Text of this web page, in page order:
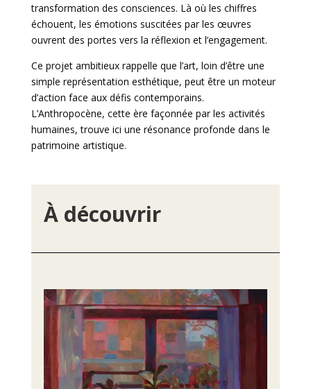
transformation des consciences. Là où les chiffres
échouent, les émotions suscitées par les œuvres
ouvrent des portes vers la réflexion et l’engagement.
Ce projet ambitieux rappelle que l’art, loin d’être une
simple représentation esthétique, peut être un moteur
d’action face aux défis contemporains.
L’Anthropocène, cette ère façonnée par les activités
humaines, trouve ici une résonance profonde dans le
patrimoine artistique.
À découvrir